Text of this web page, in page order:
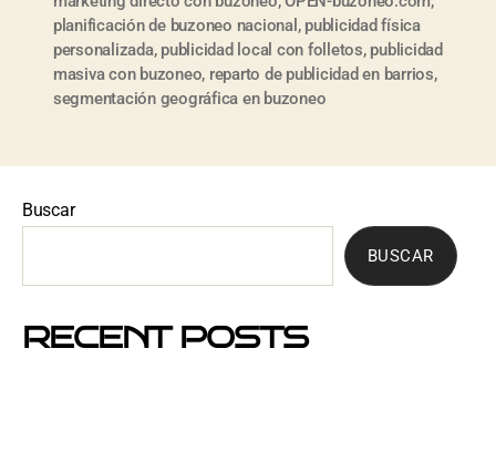
planificación de buzoneo nacional , publicidad física
personalizada, publicidad local con folletos, publicidad
masiva con buzoneo, reparto de publicidad en barrios,
segmentación geográfica en buzoneo
Buscar
BUSCAR
RECENT POSTS